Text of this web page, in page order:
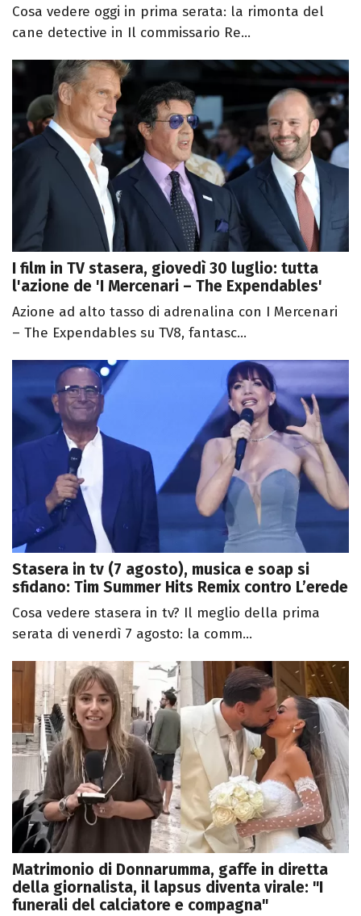
Cosa vedere oggi in prima serata: la rimonta del
cane detective in Il commissario Re...
I film in TV stasera, giovedì 30 luglio: tutta
l'azione de 'I Mercenari – The Expendables'
Azione ad alto tasso di adrenalina con I Mercenari
– The Expendables su TV8, fantasc...
Stasera in tv (7 agosto), musica e soap si
sfidano: Tim Summer Hits Remix contro L’erede
Cosa vedere stasera in tv? Il meglio della prima
serata di venerdì 7 agosto: la comm...
Matrimonio di Donnarumma, gaffe in diretta
della giornalista, il lapsus diventa virale: "I
funerali del calciatore e compagna"